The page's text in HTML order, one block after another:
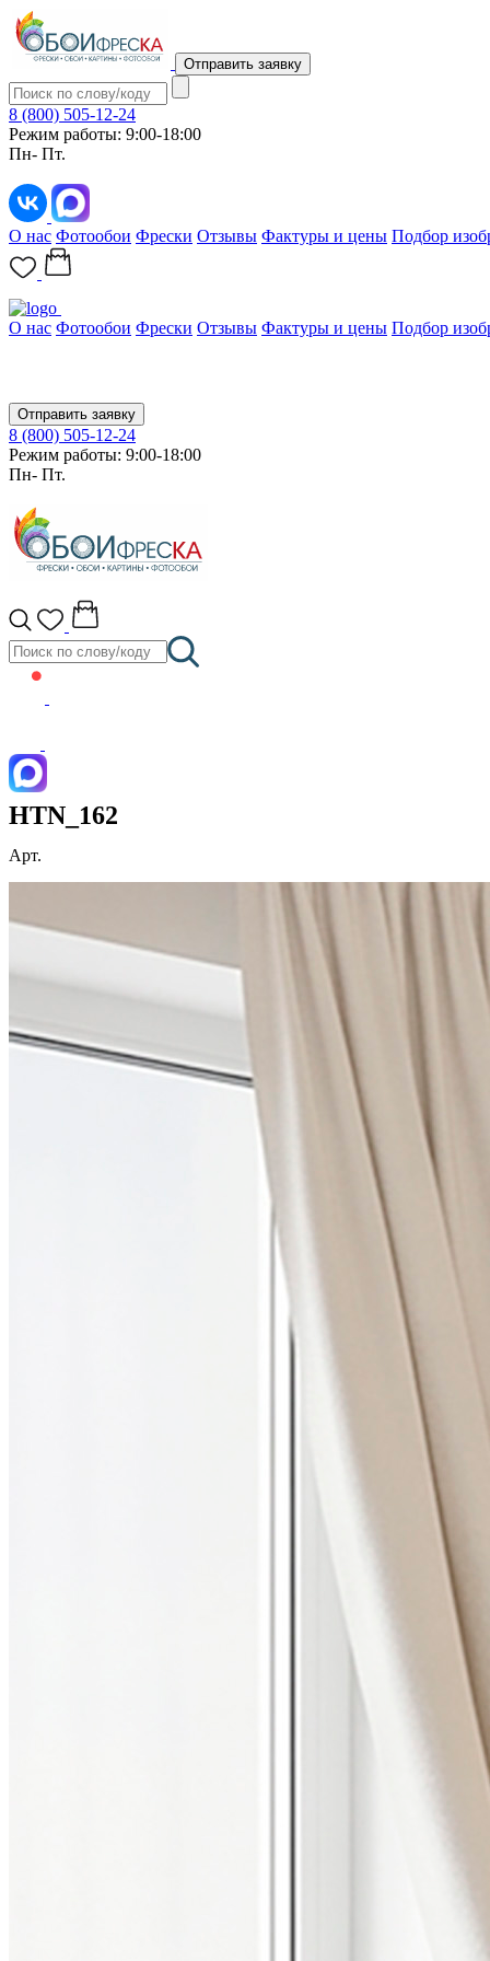
Отправить заявку
8 (800) 505-12-24
Режим работы: 9:00-18:00
Пн- Пт.
О нас Фотообои Фрески Отзывы Фактуры и цены Подбор
О нас Фотообои Фрески Отзывы Фактуры и цены Подбор
Отправить заявку
8 (800) 505-12-24
Режим работы: 9:00-18:00
Пн- Пт.
HTN_162
Арт.